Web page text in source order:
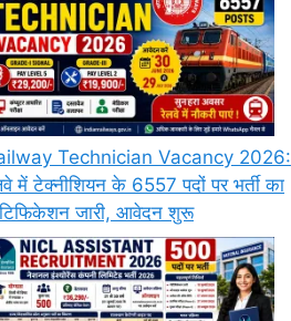
Technician Vacancy 2026:
में टेक्नीशियन के 6557 पदों पर भर्ती का
जारी, आवेदन शुरू